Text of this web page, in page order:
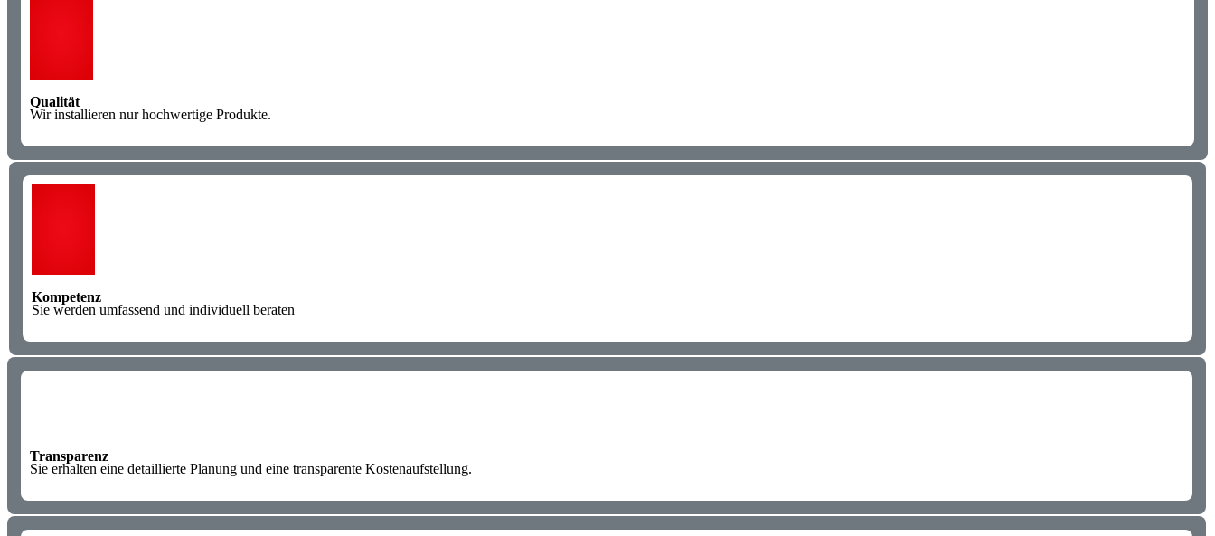
Qualität
Wir installieren nur hochwertige Produkte.
Kompetenz
Sie werden umfassend und individuell beraten
Transparenz
Sie erhalten eine detaillierte Planung und eine transparente Kostenaufstellung.